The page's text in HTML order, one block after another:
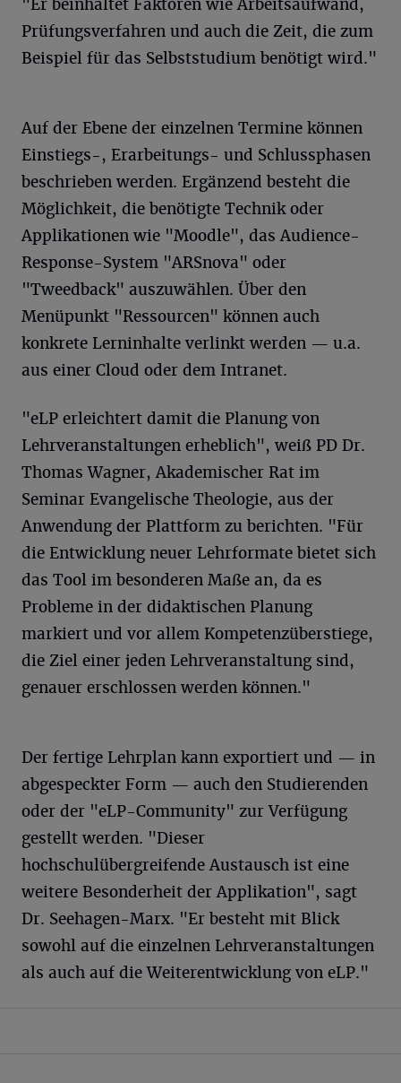
"Er beinhaltet Faktoren wie Arbeitsaufwand,
Prüfungsverfahren und auch die Zeit, die zum
Beispiel für das Selbststudium benötigt wird."
Auf der Ebene der einzelnen Termine können
Einstiegs-, Erarbeitungs- und Schlussphasen
beschrieben werden. Ergänzend besteht die
Möglichkeit, die benötigte Technik oder
Applikationen wie "Moodle", das Audience-
Response-System "ARSnova" oder
"Tweedback" auszuwählen. Über den
Menüpunkt "Ressourcen" können auch
konkrete Lerninhalte verlinkt werden — u.a.
aus einer Cloud oder dem Intranet.
"eLP erleichtert damit die Planung von
Lehrveranstaltungen erheblich", weiß PD Dr.
Thomas Wagner, Akademischer Rat im
Seminar Evangelische Theologie, aus der
Anwendung der Plattform zu berichten. "Für
die Entwicklung neuer Lehrformate bietet sich
das Tool im besonderen Maße an, da es
Probleme in der didaktischen Planung
markiert und vor allem Kompetenzüberstiege,
die Ziel einer jeden Lehrveranstaltung sind,
genauer erschlossen werden können."
Der fertige Lehrplan kann exportiert und — in
abgespeckter Form — auch den Studierenden
oder der "eLP-Community" zur Verfügung
gestellt werden. "Dieser
hochschulübergreifende Austausch ist eine
weitere Besonderheit der Applikation", sagt
Dr. Seehagen-Marx. "Er besteht mit Blick
sowohl auf die einzelnen Lehrveranstaltungen
als auch auf die Weiterentwicklung von eLP."